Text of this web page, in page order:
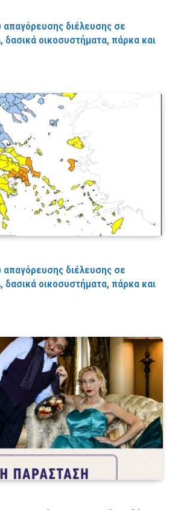
διέλευσης σε
δασικά οικοσυστήματα, πάρκα και
διέλευσης σε
δασικά οικοσυστήματα, πάρκα και